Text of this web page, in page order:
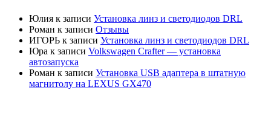
Юлия к записи Установка линз и светодиодов DRL
Роман к записи Отзывы
ИГОРЬ к записи Установка линз и светодиодов DRL
Юра к записи Volkswagen Crafter — установка
автозапуска
Роман к записи Установка USB адаптера в штатную
магнитолу на LEXUS GX470